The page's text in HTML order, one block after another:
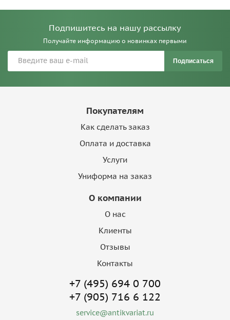
Подпишитесь на нашу рассылку
Получайте информацию о новинках первыми
Подписаться
Покупателям
Как сделать заказ
Оплата и доставка
Услуги
Униформа на заказ
О компании
О нас
Клиенты
Отзывы
Контакты
+7 (495) 694 0 700
+7 (905) 716 6 122
service@antikvariat.ru